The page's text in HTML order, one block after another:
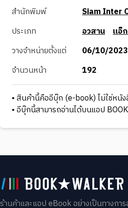
สำนักพิมพ์
Siam Inter
ประเภท
อวสาน แอ็
วางจำหน่ายตั้งแต่
06/10/
จำนวนหน้า
192
• สินค้านี้คืออีบุ๊ก (e-book) ไม่ใช่หนั
• อีบุ๊กนี้สามารถอ่านได้บนแอป
ร้านค้าและแอป eBook อย่างเป็นทางกา